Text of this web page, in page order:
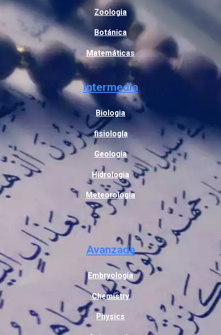
Zoologia
Botánica
Matemáticas
Intermedia
Biologia
fisiología
Geologia
Hidrologia
Meteorologia
Avanzada
Embryologia
Chemistry
Physics